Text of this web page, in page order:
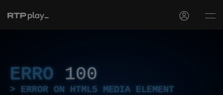
ERRO 100
ERROR ON HTML5 MEDIA ELEMENT